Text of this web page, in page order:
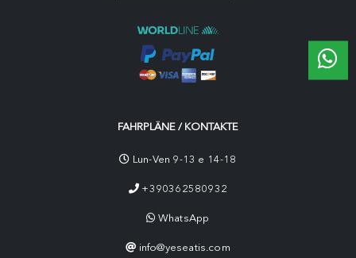
FAHRPLÄNE / KONTAKTE
Lun-Ven 9-13 e 14-18
+390362580932
WhatsApp
info@yeseatis.com